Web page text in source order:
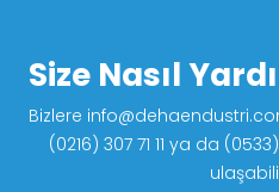
Size Nasıl
Bizlere
(0216) 307 71 11 ya da